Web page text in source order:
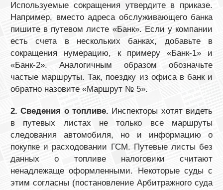
Используемые сокращения утвердите в приказе.
Например, вместо адреса обслуживающего банка
пишите в путевом листе «Банк». Если у компании
есть счета в нескольких банках, добавьте в
сокращения нумерацию, к примеру «Банк-1» и
«Банк-2». Аналогичным образом обозначьте
частые маршруты. Так, поездку из офиса в банк и
обратно назовите «Маршрут № 5».
2. Сведения о топливе. Инспекторы хотят видеть
в путевых листах не только все маршруты
следования автомобиля, но и информацию о
покупке и расходовании ГСМ. Путевые листы без
данных о топливе налоговики считают
ненадлежаще оформленными. Некоторые суды с
этим согласны (постановление Арбитражного суда